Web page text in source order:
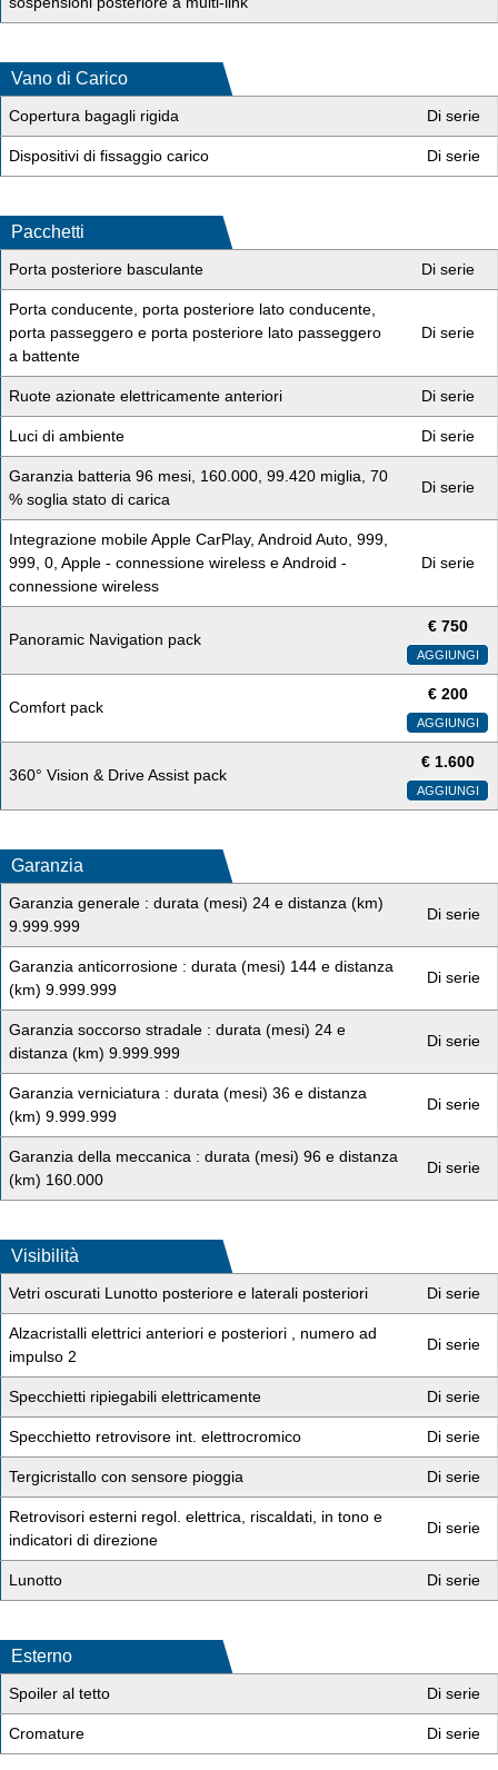
Vano di Carico
Copertura bagagli rigida Di serie
Dispositivi di fissaggio carico Di serie
Pacchetti
Porta posteriore basculante Di serie
Porta conducente, porta posteriore lato conducente,
porta passeggero e porta posteriore lato passeggero
a battente
Di serie
Ruote azionate elettricamente anteriori Di serie
Luci di ambiente Di serie
Garanzia batteria 96 mesi, 160.000, 99.420 miglia, 70
% soglia stato di carica
Di serie
Integrazione mobile Apple CarPlay, Android Auto, 999,
999, 0, Apple - connessione wireless e Android -
connessione wireless
Di serie
Panoramic Navigation pack
€ 750
AGGIUNGI
Comfort pack
€ 200
AGGIUNGI
360° Vision & Drive Assist pack
€ 1.600
AGGIUNGI
Garanzia
Garanzia generale : durata (mesi) 24 e distanza (km)
9.999.999
Di serie
Garanzia anticorrosione : durata (mesi) 144 e distanza
(km) 9.999.999
Di serie
Garanzia soccorso stradale : durata (mesi) 24 e
distanza (km) 9.999.999
Di serie
Garanzia verniciatura : durata (mesi) 36 e distanza
(km) 9.999.999
Di serie
Garanzia della meccanica : durata (mesi) 96 e distanza
(km) 160.000
Di serie
Visibilità
Vetri oscurati Lunotto posteriore e laterali posteriori Di serie
Alzacristalli elettrici anteriori e posteriori , numero ad
impulso 2
Di serie
Specchietti ripiegabili elettricamente Di serie
Specchietto retrovisore int. elettrocromico Di serie
Tergicristallo con sensore pioggia Di serie
Retrovisori esterni regol. elettrica, riscaldati, in tono e
indicatori di direzione
Di serie
Lunotto Di serie
Esterno
Spoiler al tetto Di serie
Cromature Di serie